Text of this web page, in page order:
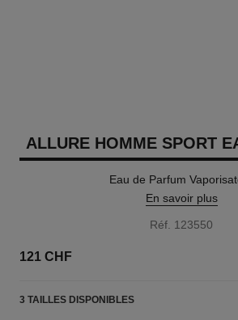
ALLURE HOMME SPORT
Eau de Parfum
En savoir plus
Réf. 123550
121 CHF
3 TAILLES DISPONIBLES